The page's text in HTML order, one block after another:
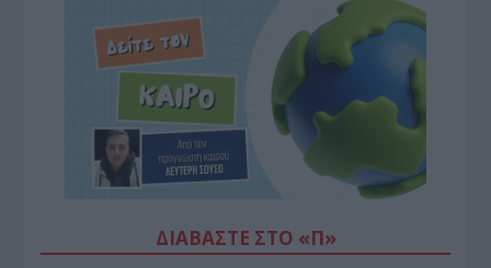
ΔΙΑΒΆΣΤΕ ΣΤΟ «Π»